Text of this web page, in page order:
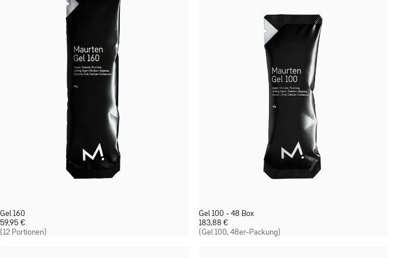
Gel 160
(12 Portionen)
59,95 €
Gel 100 - 48 Box
(Gel 100, 48er-Packung)
183,88 €